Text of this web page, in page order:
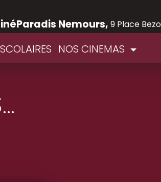
Nemours, 9 Place
SCOLAIRES NOS CINEMAS